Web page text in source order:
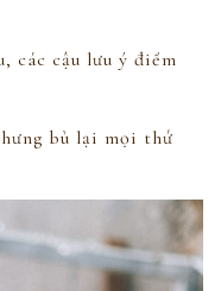
các cậu lưu ý điểm
bù lại mọi thứ